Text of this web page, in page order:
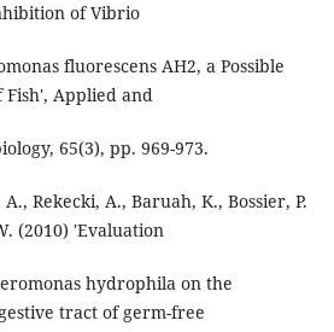
of Vibrio
fluorescens AH2, a Possible
Applied and
65(3), pp. 969-973.
Rekecki, A., Baruah, K., Bossier, P.
(2010) 'Evaluation
hydrophila on the
tract of germ-free